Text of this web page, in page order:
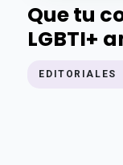
Que tu
LGBTI+
EDITORIALES